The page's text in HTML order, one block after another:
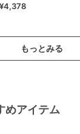
¥4,378
もっとみる
めアイテム